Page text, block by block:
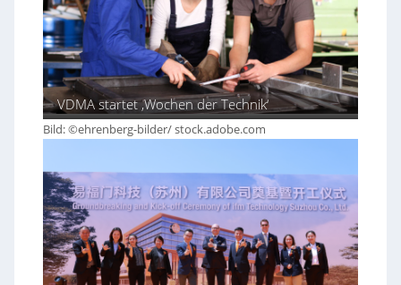
VDMA startet ‚Wochen der Technik‘
Bild: ©ehrenberg-bilder/ stock.adobe.com